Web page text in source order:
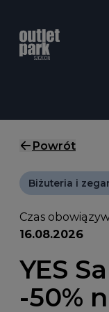
Powrót
Biżuteria i
Czas
16.08.2026
YES
-50%